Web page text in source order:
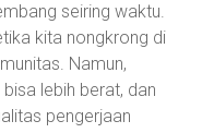
seiring waktu.
kita nongkrong di
Namun,
lebih berat, dan
pengerjaan